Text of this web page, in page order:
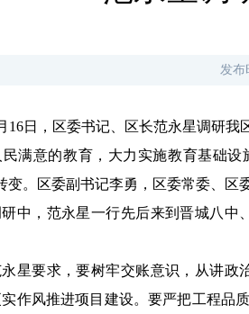
发布
16日，区委书记、区长范永星调研
民满意的教育，大力实施教育基础
变。区委副书记李勇，区委常委、区
中，范永星一行先后来到晋城八中
星要求，要树牢交账意识，从讲政
作风推进项目建设。要严把工程品